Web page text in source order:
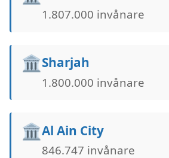
1.807.000 invånare
🏛️Sharjah
1.800.000 invånare
🏛️Al Ain City
846.747 invånare